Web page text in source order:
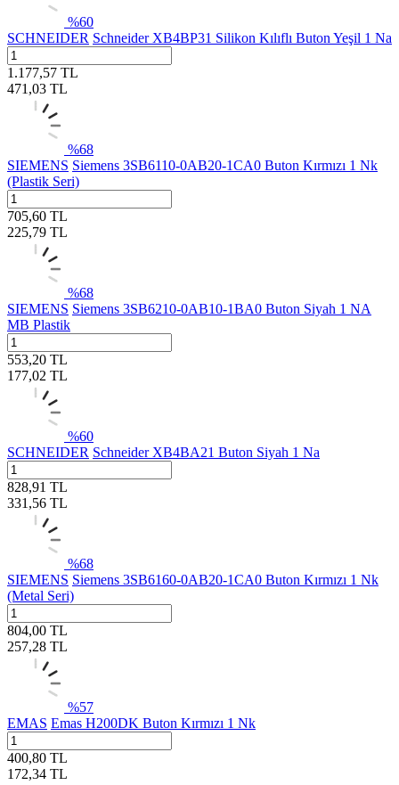
%60
SCHNEIDER Schneider XB4BP31 Silikon Kılıflı Buton Yeşil 1 Na
1.177,57 TL
471,03 TL
%68
SIEMENS Siemens 3SB6110-0AB20-1CA0 Buton Kırmızı 1 Nk
(Plastik Seri)
705,60 TL
225,79 TL
%68
SIEMENS Siemens 3SB6210-0AB10-1BA0 Buton Siyah 1 NA
MB Plastik
553,20 TL
177,02 TL
%60
SCHNEIDER Schneider XB4BA21 Buton Siyah 1 Na
828,91 TL
331,56 TL
%68
SIEMENS Siemens 3SB6160-0AB20-1CA0 Buton Kırmızı 1 Nk
(Metal Seri)
804,00 TL
257,28 TL
%57
EMAS Emas H200DK Buton Kırmızı 1 Nk
400,80 TL
172,34 TL